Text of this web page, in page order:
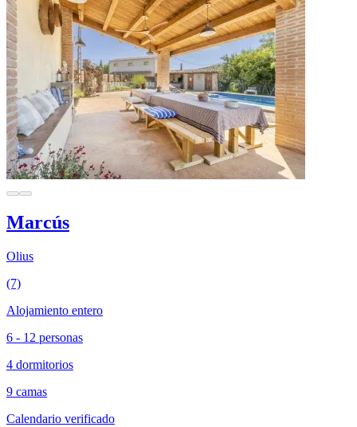
Marcús
Olius
(7)
Alojamiento entero
6 - 12 personas
4 dormitorios
9 camas
Calendario verificado